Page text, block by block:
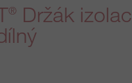
® Držák